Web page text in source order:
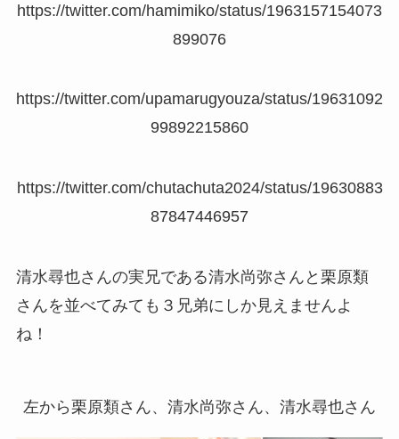
https://twitter.com/hamimiko/status/1963157154073
899076
https://twitter.com/upamarugyouza/status/19631092
99892215860
https://twitter.com/chutachuta2024/status/19630883
87847446957
清水尋也さんの実兄である清水尚弥さんと栗原類
さんを並べてみても３兄弟にしか見えませんよ
ね！
左から栗原類さん、清水尚弥さん、清水尋也さん